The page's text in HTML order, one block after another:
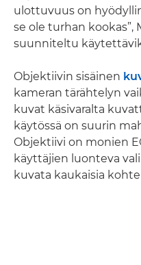
ulottuvuus on
se ole turhan kookas”,
suunniteltu
Objektiivin sisäinen
kameran tärähtelyn
kuvat käsivaralta
käytössä on suurin
Objektiivi on monien
käyttäjien luonteva
kuvata kaukaisia